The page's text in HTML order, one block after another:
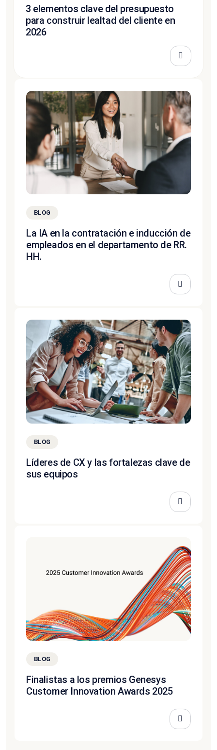
3 elementos clave del presupuesto
para construir lealtad del cliente en
2026
BLOG
La IA en la contratación e inducción de
empleados en el departamento de RR.
HH.
BLOG
Líderes de CX y las fortalezas clave de
sus equipos
BLOG
Finalistas a los premios Genesys
Customer Innovation Awards 2025